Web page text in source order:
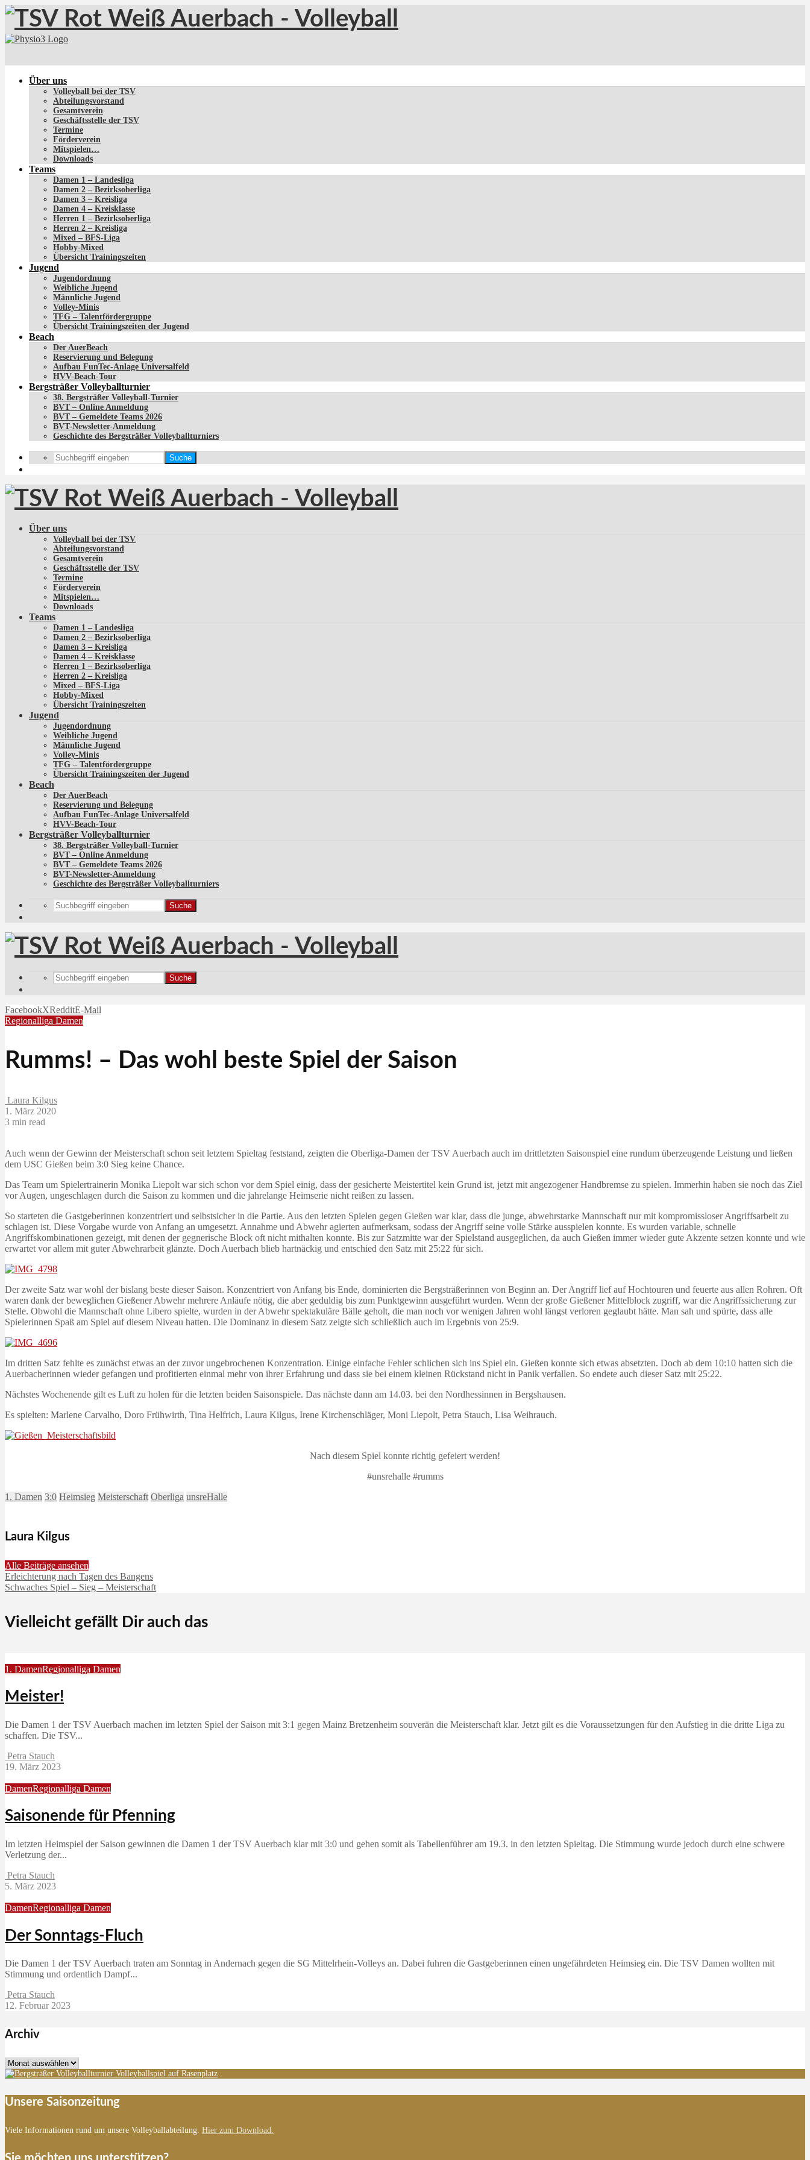
Über uns
Volleyball bei der TSV
Abteilungsvorstand
Gesamtverein
Geschäftsstelle der TSV
Termine
Förderverein
Mitspielen…
Downloads
Teams
Damen 1 – Landesliga
Damen 2 – Bezirksoberliga
Damen 3 – Kreisliga
Damen 4 – Kreisklasse
Herren 1 – Bezirksoberliga
Herren 2 – Kreisliga
Mixed – BFS-Liga
Hobby-Mixed
Übersicht Trainingszeiten
Jugend
Jugendordnung
Weibliche Jugend
Männliche Jugend
Volley-Minis
TFG – Talentfördergruppe
Übersicht Trainingszeiten der Jugend
Beach
Der AuerBeach
Reservierung und Belegung
Aufbau FunTec-Anlage Universalfeld
HVV-Beach-Tour
Bergsträßer Volleyballturnier
38. Bergsträßer Volleyball-Turnier
BVT – Online Anmeldung
BVT – Gemeldete Teams 2026
BVT-Newsletter-Anmeldung
Geschichte des Bergsträßer Volleyballturniers
Suche
Über uns
Volleyball bei der TSV
Abteilungsvorstand
Gesamtverein
Geschäftsstelle der TSV
Termine
Förderverein
Mitspielen…
Downloads
Teams
Damen 1 – Landesliga
Damen 2 – Bezirksoberliga
Damen 3 – Kreisliga
Damen 4 – Kreisklasse
Herren 1 – Bezirksoberliga
Herren 2 – Kreisliga
Mixed – BFS-Liga
Hobby-Mixed
Übersicht Trainingszeiten
Jugend
Jugendordnung
Weibliche Jugend
Männliche Jugend
Volley-Minis
TFG – Talentfördergruppe
Übersicht Trainingszeiten der Jugend
Beach
Der AuerBeach
Reservierung und Belegung
Aufbau FunTec-Anlage Universalfeld
HVV-Beach-Tour
Bergsträßer Volleyballturnier
38. Bergsträßer Volleyball-Turnier
BVT – Online Anmeldung
BVT – Gemeldete Teams 2026
BVT-Newsletter-Anmeldung
Geschichte des Bergsträßer Volleyballturniers
Suche
Suche
FacebookXRedditE-Mail
Regionalliga Damen
Rumms! – Das wohl beste Spiel der Saison
Laura Kilgus
1. März 2020
3 min read
Auch wenn der Gewinn der Meisterschaft schon seit letztem Spieltag feststand, zeigten die Oberliga-Damen der TSV Auerbach auch im drittletzten Saisonspiel eine rundum überzeugende Leistung und ließen
dem USC Gießen beim 3:0 Sieg keine Chance.
Das Team um Spielertrainerin Monika Liepolt war sich schon vor dem Spiel einig, dass der gesicherte Meistertitel kein Grund ist, jetzt mit angezogener Handbremse zu spielen. Immerhin haben sie noch das Ziel
vor Augen, ungeschlagen durch die Saison zu kommen und die jahrelange Heimserie nicht reißen zu lassen.
So starteten die Gastgeberinnen konzentriert und selbstsicher in die Partie. Aus den letzten Spielen gegen Gießen war klar, dass die junge, abwehrstarke Mannschaft nur mit kompromissloser Angriffsarbeit zu
schlagen ist. Diese Vorgabe wurde von Anfang an umgesetzt. Annahme und Abwehr agierten aufmerksam, sodass der Angriff seine volle Stärke ausspielen konnte. Es wurden variable, schnelle
Angriffskombinationen gezeigt, mit denen der gegnerische Block oft nicht mithalten konnte. Bis zur Satzmitte war der Spielstand ausgeglichen, da auch Gießen immer wieder gute Akzente setzen konnte und wie
erwartet vor allem mit guter Abwehrarbeit glänzte. Doch Auerbach blieb hartnäckig und entschied den Satz mit 25:22 für sich.
Der zweite Satz war wohl der bislang beste dieser Saison. Konzentriert von Anfang bis Ende, dominierten die Bergsträßerinnen von Beginn an. Der Angriff lief auf Hochtouren und feuerte aus allen Rohren. Oft
waren dank der beweglichen Gießener Abwehr mehrere Anläufe nötig, die aber geduldig bis zum Punktgewinn ausgeführt wurden. Wenn der große Gießener Mittelblock zugriff, war die Angriffssicherung zur
Stelle. Obwohl die Mannschaft ohne Libero spielte, wurden in der Abwehr spektakuläre Bälle geholt, die man noch vor wenigen Jahren wohl längst verloren geglaubt hätte. Man sah und spürte, dass alle
Spielerinnen Spaß am Spiel auf diesem Niveau hatten. Die Dominanz in diesem Satz zeigte sich schließlich auch im Ergebnis von 25:9.
Im dritten Satz fehlte es zunächst etwas an der zuvor ungebrochenen Konzentration. Einige einfache Fehler schlichen sich ins Spiel ein. Gießen konnte sich etwas absetzten. Doch ab dem 10:10 hatten sich die
Auerbacherinnen wieder gefangen und profitierten einmal mehr von ihrer Erfahrung und dass sie bei einem kleinen Rückstand nicht in Panik verfallen. So endete auch dieser Satz mit 25:22.
Nächstes Wochenende gilt es Luft zu holen für die letzten beiden Saisonspiele. Das nächste dann am 14.03. bei den Nordhessinnen in Bergshausen.
Es spielten: Marlene Carvalho, Doro Frühwirth, Tina Helfrich, Laura Kilgus, Irene Kirchenschläger, Moni Liepolt, Petra Stauch, Lisa Weihrauch.
Nach diesem Spiel konnte richtig gefeiert werden!
#unsrehalle #rumms
1. Damen 3:0 Heimsieg Meisterschaft Oberliga unsreHalle
Laura Kilgus
Alle Beiträge ansehen
Erleichterung nach Tagen des Bangens
Schwaches Spiel – Sieg – Meisterschaft
Vielleicht gefällt Dir auch das
1. DamenRegionalliga Damen
Meister!
Die Damen 1 der TSV Auerbach machen im letzten Spiel der Saison mit 3:1 gegen Mainz Bretzenheim souverän die Meisterschaft klar. Jetzt gilt es die Voraussetzungen für den Aufstieg in die dritte Liga zu
schaffen. Die TSV...
Petra Stauch
19. März 2023
DamenRegionalliga Damen
Saisonende für Pfenning
Im letzten Heimspiel der Saison gewinnen die Damen 1 der TSV Auerbach klar mit 3:0 und gehen somit als Tabellenführer am 19.3. in den letzten Spieltag. Die Stimmung wurde jedoch durch eine schwere
Verletzung der...
Petra Stauch
5. März 2023
DamenRegionalliga Damen
Der Sonntags-Fluch
Die Damen 1 der TSV Auerbach traten am Sonntag in Andernach gegen die SG Mittelrhein-Volleys an. Dabei fuhren die Gastgeberinnen einen ungefährdeten Heimsieg ein. Die TSV Damen wollten mit
Stimmung und ordentlich Dampf...
Petra Stauch
12. Februar 2023
Archiv
Archiv
Unsere Saisonzeitung
Viele Informationen rund um unsere Volleyballabteilung. Hier zum Download.